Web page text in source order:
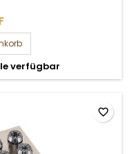
verfügbar
favorite_border